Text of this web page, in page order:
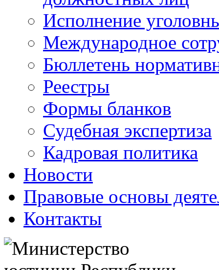
Исполнение
Международное
Бюллетень
Реестры
Формы бланков
Судебная экспертиза
Кадровая политика
Новости
Правовые основы
Контакты